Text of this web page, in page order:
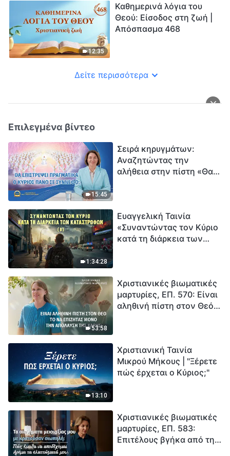
12:35
Καθημερινά λόγια του
Θεού: Είσοδος στη ζωή |
Απόσπασμα 468
Δείτε περισσότερα
Επιλεγμένα βίντεο
15:45
Σειρά κηρυγμάτων:
Αναζητώντας την
αλήθεια στην πίστη «Θα
1:34:28
Ευαγγελική Ταινία
«Συναντώντας τον Κύριο
κατά τη διάρκεια των
εξαφάνισης». Οι
καταστροφές χτυπούν.
Ξεκινά η αντίστροφη
53:58
Χριστιανικές βιωματικές
μαρτυρίες, ΕΠ. 570: Είναι
αληθινή πίστη στον Θεό
13:10
Χριστιανική Ταινία
Μικρού Μήκους | "Ξέρετε
πώς έρχεται ο Κύριος;"
Χριστιανικές βιωματικές
μαρτυρίες, ΕΠ. 583:
Επιτέλους βγήκα από τη